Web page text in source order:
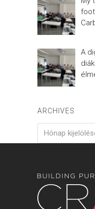
A
ARCHIVES
Archives
Hónap